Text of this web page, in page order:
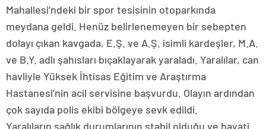
Mahallesi’ndeki bir spor tesisinin otoparkında
meydana geldi. Henüz belirlenemeyen bir sebepten
dolayı çıkan kavgada, E.Ş. ve A.Ş. isimli kardeşler, M.A.
ve B.Y. adlı şahısları bıçaklayarak yaraladı. Yaralılar, can
havliyle Yüksek İhtisas Eğitim ve Araştırma
Hastanesi’nin acil servisine başvurdu. Olayın ardından
çok sayıda polis ekibi bölgeye sevk edildi.
Yaralıların sağlık durumlarının stabil olduğu ve hayati